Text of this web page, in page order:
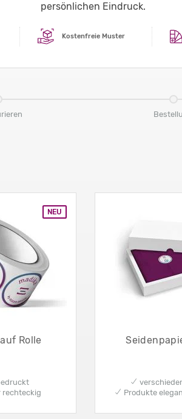
persönlichen Eindruck.
Kostenfreie Muster
NEU
Rolle
✔
✔ Produkte